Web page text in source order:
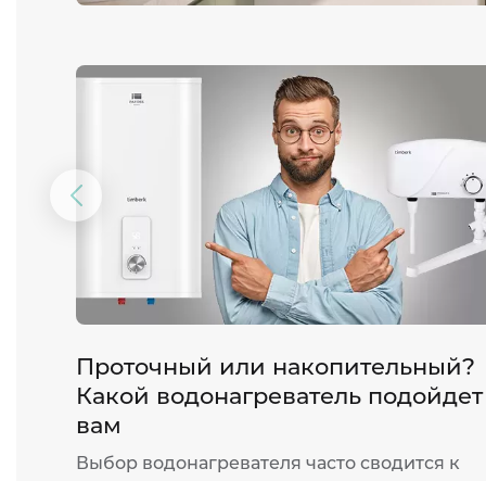
Предыдущий
Проточный или накопительный?
Какой водонагреватель подойдет
вам
Выбор водонагревателя часто сводится к